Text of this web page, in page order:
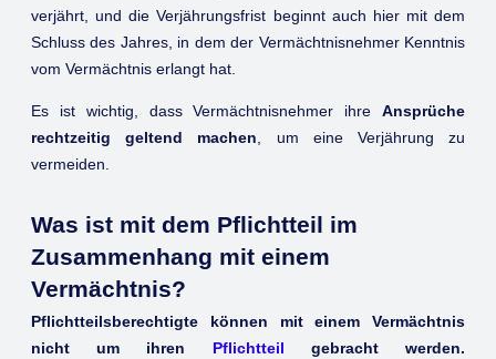
verjährt, und die Verjährungsfrist beginnt auch hier mit dem
Schluss des Jahres, in dem der Vermächtnisnehmer Kenntnis
vom Vermächtnis erlangt hat.
Es ist wichtig, dass Vermächtnisnehmer ihre Ansprüche
rechtzeitig geltend machen , um eine Verjährung zu
vermeiden.
Was ist mit dem Pflichtteil im
Zusammenhang mit einem
Vermächtnis?
Pflichtteilsberechtigte können mit einem Vermächtnis
nicht um ihren Pflichtteil gebracht werden.